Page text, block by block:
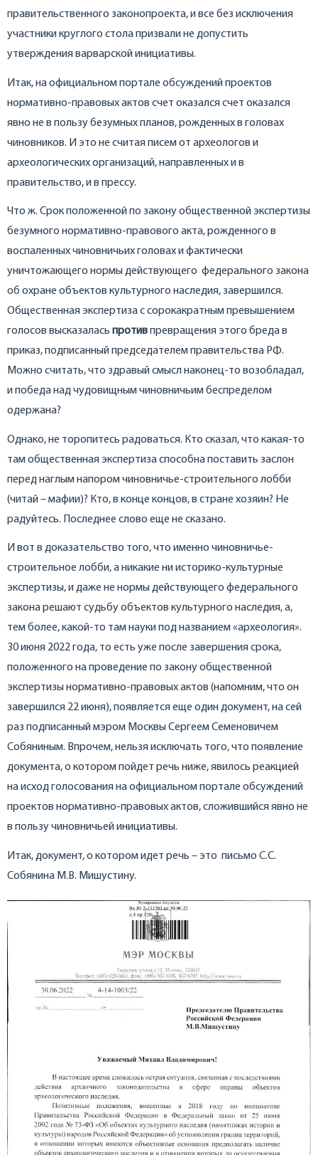
правительственного законопроекта, и все без исключения
участники круглого стола призвали не допустить
утверждения варварской инициативы.
Итак, на официальном портале обсуждений проектов
нормативно-правовых актов счет оказался счет оказался
явно не в пользу безумных планов, рожденных в головах
чиновников. И это не считая писем от археологов и
археологических организаций, направленных и в
правительство, и в прессу.
Что ж. Срок положенной по закону общественной экспертизы
безумного нормативно-правового акта, рожденного в
воспаленных чиновничьих головах и фактически
уничтожающего нормы действующего федерального закона
об охране объектов культурного наследия, завершился.
Общественная экспертиза с сорокакратным превышением
голосов высказалась противпревращения этого бреда в
приказ, подписанный председателем правительства РФ.
Можно считать, что здравый смысл наконец-то возобладал,
и победа над чудовищным чиновничьим беспределом
одержана?
Однако, не торопитесь радоваться. Кто сказал, что какая-то
там общественная экспертиза способна поставить заслон
перед наглым напором чиновничье-строительного лобби
(читай – мафии)? Кто, в конце концов, в стране хозяин? Не
радуйтесь. Последнее слово еще не сказано.
И вот в доказательство того, что именно чиновничье-
строительное лобби, а никакие ни историко-культурные
экспертизы, и даже не нормы действующего федерального
закона решают судьбу объектов культурного наследия, а,
тем более, какой-то там науки под названием «археология».
30 июня 2022 года, то есть уже после завершения срока,
положенного на проведение по закону общественной
экспертизы нормативно-правовых актов (напомним, что он
завершился 22 июня), появляется еще один документ, на сей
раз подписанный мэром Москвы Сергеем Семеновичем
Собяниным. Впрочем, нельзя исключать того, что появление
документа, о котором пойдет речь ниже, явилось реакцией
на исход голосования на официальном портале обсуждений
проектов нормативно-правовых актов, сложившийся явно не
в пользу чиновничьей инициативы.
Итак, документ, о котором идет речь – это письмо С.С.
Собянина М.В. Мишустину.